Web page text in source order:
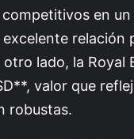
en
otro lado, la
valor que
robustas.